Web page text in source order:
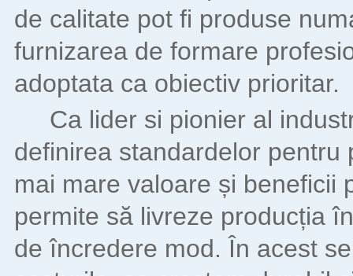
de calitate pot fi produse
furnizarea de formare
adoptata ca obiectiv prioritar.
Ca lider si pionier al
definirea standardelor
mai mare valoare și beneficii
permite să livreze producția
de încredere mod. În acest